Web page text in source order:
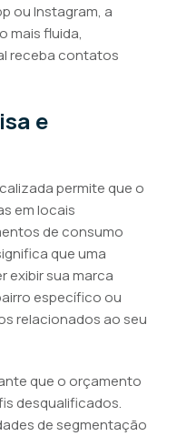
ou Instagram, a
mais fluida,
receba contatos
e
permite que o
em locais
de consumo
que uma
exibir sua marca
específico ou
relacionados ao seu
que o orçamento
desqualificados.
de segmentação